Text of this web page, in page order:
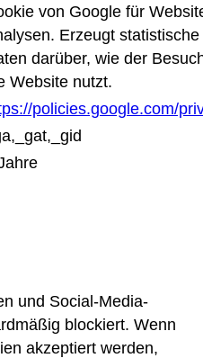
von Google für
Erzeugt statistische
darüber, wie der
Website nutzt.
policies.google.com/
und Social-Media-
blockiert. Wenn
akzeptiert werden,